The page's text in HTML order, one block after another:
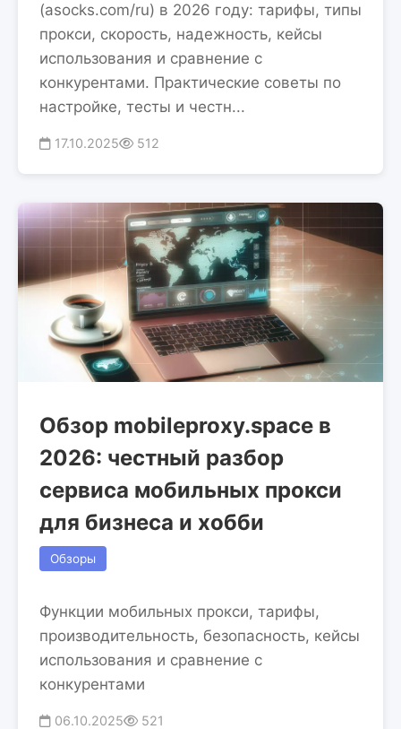
(asocks.com/ru) в 2026 году: тарифы, типы
прокси, скорость, надежность, кейсы
использования и сравнение с
конкурентами. Практические советы по
настройке, тесты и честн...
17.10.2025 512
Обзор mobileproxy.space в
2026: честный разбор
сервиса мобильных прокси
для бизнеса и хобби
Обзоры
Функции мобильных прокси, тарифы,
производительность, безопасность, кейсы
использования и сравнение с
конкурентами
06.10.2025 521